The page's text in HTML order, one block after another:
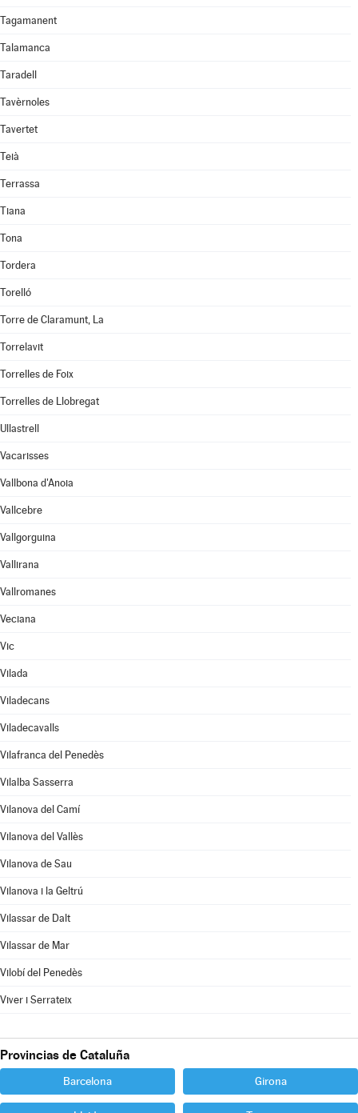
Tagamanent
Talamanca
Taradell
Tavèrnoles
Tavertet
Teià
Terrassa
Tiana
Tona
Tordera
Torelló
Torre de Claramunt, La
Torrelavit
Torrelles de Foix
Torrelles de Llobregat
Ullastrell
Vacarisses
Vallbona d'Anoia
Vallcebre
Vallgorguina
Vallirana
Vallromanes
Veciana
Vic
Vilada
Viladecans
Viladecavalls
Vilafranca del Penedès
Vilalba Sasserra
Vilanova del Camí
Vilanova del Vallès
Vilanova de Sau
Vilanova i la Geltrú
Vilassar de Dalt
Vilassar de Mar
Vilobí del Penedès
Viver i Serrateix
Provincias de Cataluña
Barcelona Girona